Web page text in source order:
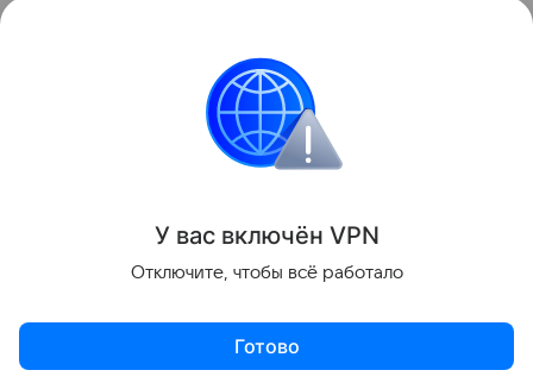
на систему с использованием бытового
льдогенератора. В Cyberpunk 2077 такая
конструкция позволила снизить температуру GPU
доработки контура охлаждения.
Поделиться
У вас включён VPN
Отключите, чтобы всё работало
Готово